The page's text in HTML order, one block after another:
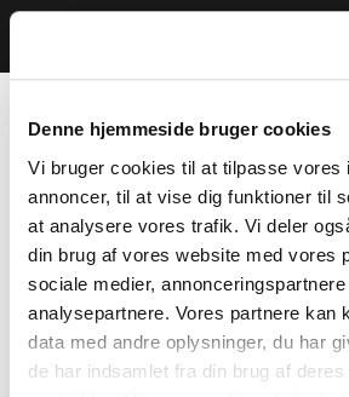
Denne hjemmeside bruger cookies
Vi bruger cookies til at tilpasse vores
annoncer, til at vise dig funktioner til
at analysere vores trafik. Vi deler
din brug af vores website med vores
sociale medier, annonceringspartnere
analysepartnere. Vores partnere kan
data med andre oplysninger, du har
de har indsamlet fra din brug af deres